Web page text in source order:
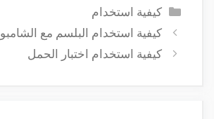
التصنيفات
كيفية استخدام
كيفية استخدام البلسم مع الشامبو
كيفية استخدام اختبار الحمل